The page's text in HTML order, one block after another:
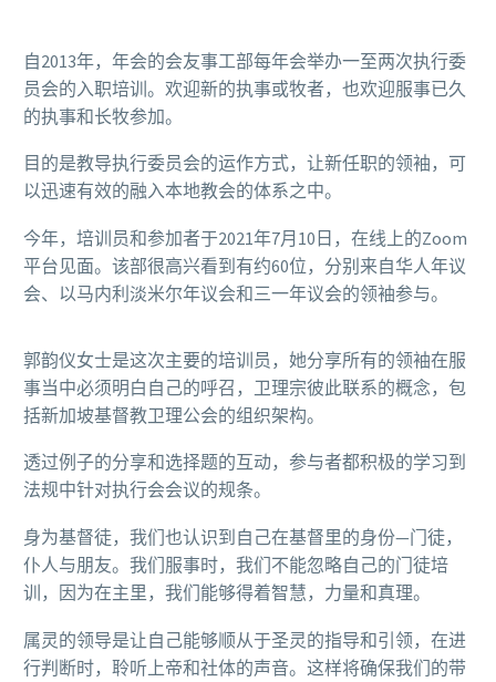
自2013年，年会的会友事工部每年会举办一至两次执行委
员会的入职培训。欢迎新的执事或牧者，也欢迎服事已久
的执事和长牧参加。
目的是教导执行委员会的运作方式，让新任职的领袖，可
以迅速有效的融入本地教会的体系之中。
今年，培训员和参加者于2021年7月10日，在线上的Zoom
平台见面。该部很高兴看到有约60位，分别来自华人年议
会、以马内利淡米尔年议会和三一年议会的领袖参与。
郭韵仪女士是这次主要的培训员，她分享所有的领袖在服
事当中必须明白自己的呼召，卫理宗彼此联系的概念，包
括新加坡基督教卫理公会的组织架构。
透过例子的分享和选择题的互动，参与者都积极的学习到
法规中针对执行会会议的规条。
身为基督徒，我们也认识到自己在基督里的身份—门徒，
仆人与朋友。我们服事时，我们不能忽略自己的门徒培
训，因为在主里，我们能够得着智慧，力量和真理。
属灵的领导是让自己能够顺从于圣灵的指导和引领，在进
行判断时，聆听上帝和社体的声音。这样将确保我们的带